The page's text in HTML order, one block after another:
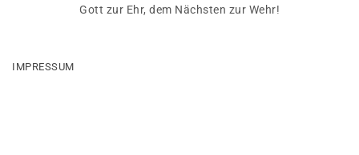
Gott zur Ehr, dem Nächsten zur Wehr!
IMPRESSUM